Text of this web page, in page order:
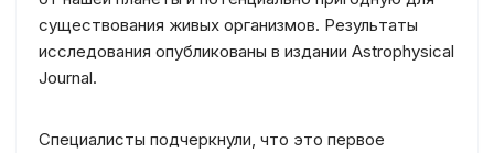
существования живых организмов. Результаты
исследования опубликованы в издании Astrophysical
Journal.
Специалисты подчеркнули, что это первое